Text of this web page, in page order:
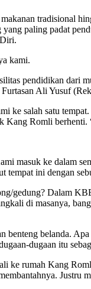
tradisional
paling padat
kami.
pendidikan dari
Ali Yusuf
ke salah satu
Kang Romli
masuk ke dalam
tempat ini dengan
gedung? Dalam
di masanya,
benteng belanda.
dugaan itu
ke rumah Kang